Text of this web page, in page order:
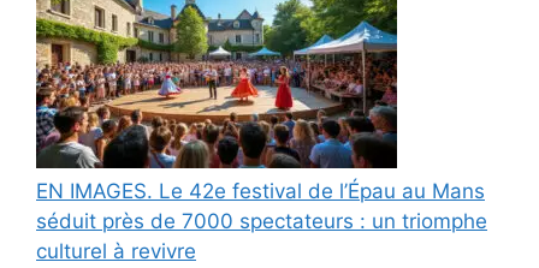
EN IMAGES. Le 42e festival de l’Épau au Mans
séduit près de 7000 spectateurs : un triomphe
culturel à revivre